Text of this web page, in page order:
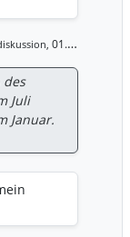
01.04.2026 17:27 Uhr
des
Juli
Januar.